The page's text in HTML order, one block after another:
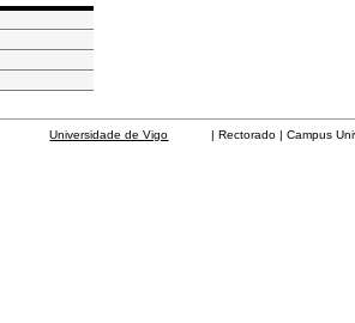
Universidade de Vigo | Rectorado | Campus